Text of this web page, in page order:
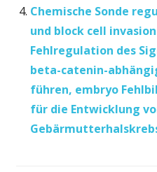
Chemische Sonde
und block cell
Fehlregulation des
beta-catenin-
führen, embryo
für die Entwicklung